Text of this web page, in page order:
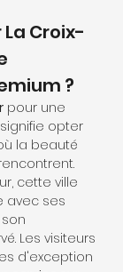
Croix-
?
pour une
signifie opter
la beauté
cette ville
avec ses
Les visiteurs
d'exception